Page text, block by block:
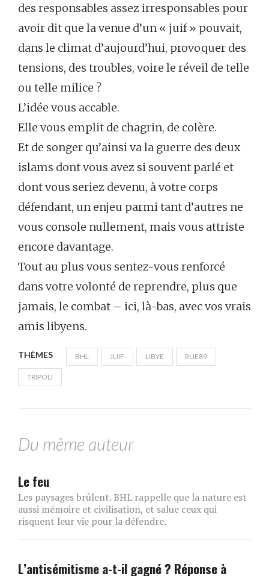
des responsables assez irresponsables pour
avoir dit que la venue d’un « juif » pouvait,
dans le climat d’aujourd’hui, provoquer des
tensions, des troubles, voire le réveil de telle
ou telle milice ?
L’idée vous accable.
Elle vous emplit de chagrin, de colère.
Et de songer qu’ainsi va la guerre des deux
islams dont vous avez si souvent parlé et
dont vous seriez devenu, à votre corps
défendant, un enjeu parmi tant d’autres ne
vous console nullement, mais vous attriste
encore davantage.
Tout au plus vous sentez-vous renforcé
dans votre volonté de reprendre, plus que
jamais, le combat – ici, là-bas, avec vos vrais
amis libyens.
THÈMES BHL JUIF LIBYE RUE89
TRIPOLI
Du même auteur
Le feu
Les paysages brûlent. BHL rappelle que la nature est
aussi mémoire et civilisation, et salue ceux qui
risquent leur vie pour la défendre.
L’antisémitisme a-t-il gagné ? Réponse à